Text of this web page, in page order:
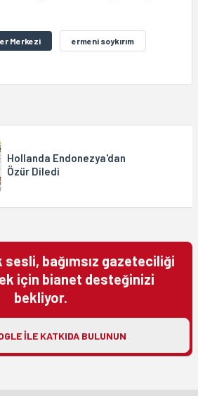
Merkezi ermeni soykırım
Hollanda Endonezya'dan
Özür Diledi
sesli, bağımsız gazeteciliği
için bianet desteğinizi
bekliyor.
ILE KATKIDA BULUNUN